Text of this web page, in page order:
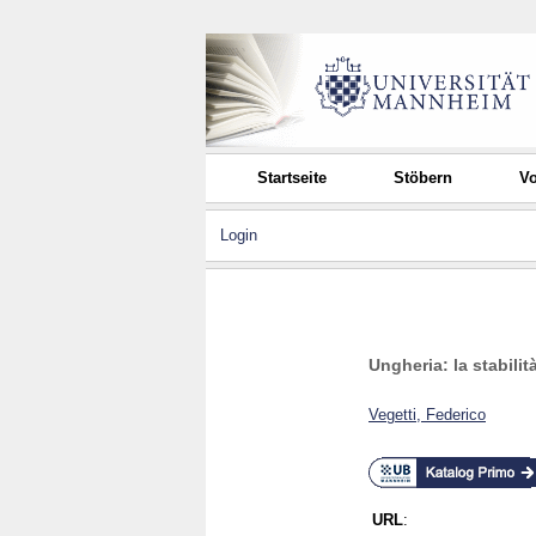
Startseite Stöbern
Login
Ungheria: la
Vegetti, Federico
URL: